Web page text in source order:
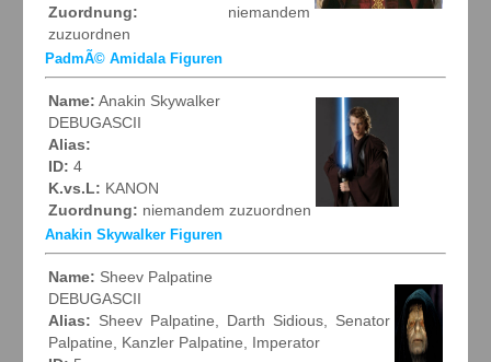
Zuordnung: niemandem
zuzuordnen
PadmÃ© Amidala Figuren
Name: Anakin Skywalker
DEBUGASCII
Alias:
ID: 4
K.vs.L: KANON
Zuordnung: niemandem zuzuordnen
Anakin Skywalker Figuren
Name: Sheev Palpatine
DEBUGASCII
Alias: Sheev Palpatine, Darth Sidious, Senator
Palpatine, Kanzler Palpatine, Imperator